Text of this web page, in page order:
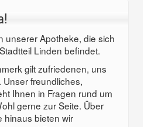
unserer Apotheke, die sich
Linden befindet.
gilt zufriedenen, uns
freundliches,
Ihnen in Fragen rund um
gerne zur Seite. Über
hinaus bieten wir